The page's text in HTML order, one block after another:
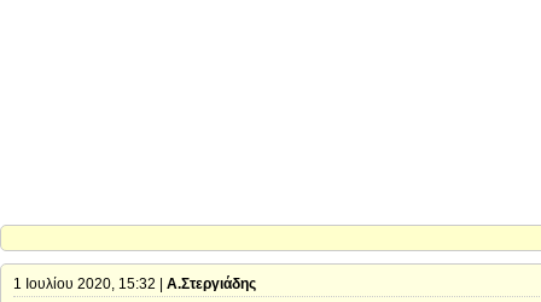
1 Ιουλίου 2020, 15:32 | Α.Στεργιάδης